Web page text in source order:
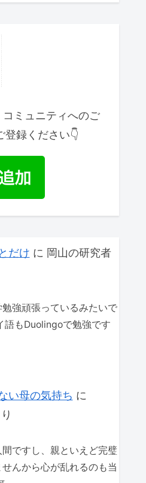
ミュニティへのご
録ください👇
だけ に 岡山の研究者
強頑張っているみたいで
語もDuolingoで勉強です
い母の気持ち に
間ですし、親といえど完璧
んから心が乱れるのも当